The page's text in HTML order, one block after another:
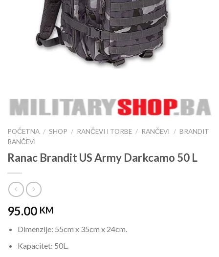
POČETNA / SHOP / RANČEVI I TORBE / RANČEVI / BRANDIT
RANČEVI
Ranac Brandit US Army Darkcamo 50 L
95.00 KM
Dimenzije: 55cm x 35cm x 24cm.
Kapacitet: 50L.